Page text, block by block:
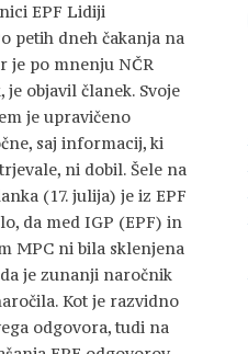
EPF Lidiji
petih dneh čakanja na
je po mnenju NČR
je objavil članek. Svoje
je upravičeno
saj informacij, ki
ni dobil. Šele na
(17. julija) je iz EPF
da med IGP (EPF) in
MPC ni bila sklenjena
je zunanji naročnik
Kot je razvidno
odgovora, tudi na